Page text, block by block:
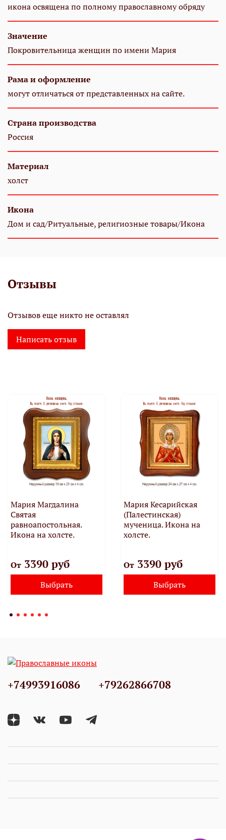
икона освящена по полному православному обряду
Значение
Покровительница женщин по имени Мария
Рама и оформление
могут отличаться от представленных на сайте.
Страна производства
Россия
Материал
холст
Икона
Дом и сад/Ритуальные, религиозные товары/Икона
Отзывы
Отзывов еще никто не оставлял
Написать отзыв
Мария Магдалина
Святая
равноапостольная.
Икона на холсте.
От3390 руб
Выбрать
Мария Кесарийская
(Палестинская)
мученица. Икона на
холсте.
От3390 руб
Выбрать
+74993916086 +79262866708